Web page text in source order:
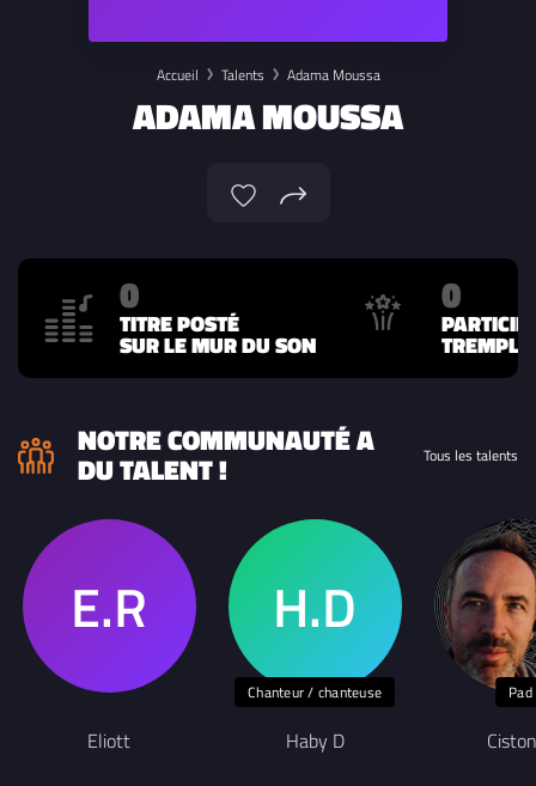
Accueil Talents Adama Moussa
ADAMA MOUSSA
0
TITRE POSTÉ
SUR LE MUR DU SON
0
NOTRE COMMUNAUTÉ A
DU TALENT ! Tous les talents
Eliott
Chanteur / chanteuse
Haby D
Pad